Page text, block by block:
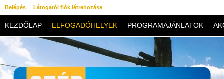
Belépés Látogatói fiók létrehozása
KEZDŐLAP ELFOGADÓHELYEK PROGRAMAJÁNLATOK
KAPCSOLAT